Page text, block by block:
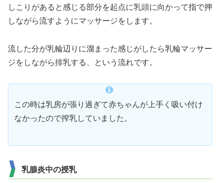
しこりがあると感じる部分を起点に乳頭に向かって指で押
しながら流すようにマッサージをします。
流した分が乳輪辺りに溜まった感じがしたら乳輪マッサー
ジをしながら排乳する、という流れです。
この時は乳房が張り過ぎて赤ちゃんが上手く吸い付け
なかったので搾乳していました。
乳腺炎中の授乳